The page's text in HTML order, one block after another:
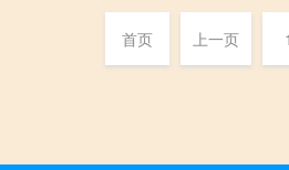
首页 上一页 1